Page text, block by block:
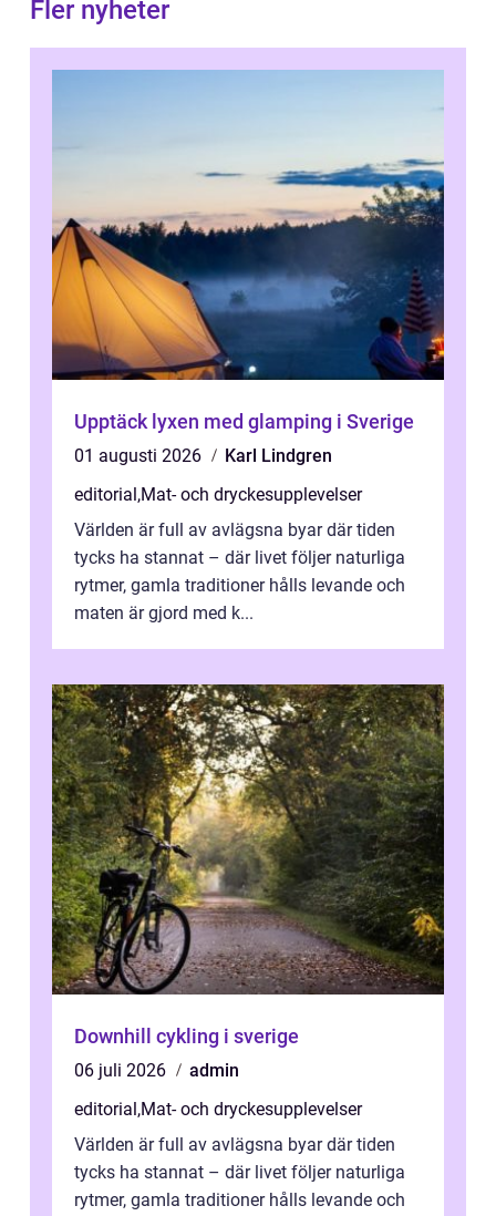
Fler nyheter
Upptäck lyxen med glamping i Sverige
01 augusti 2026
Karl Lindgren
editorial ,Mat- och dryckesupplevelser
Världen är full av avlägsna byar där tiden
tycks ha stannat – där livet följer naturliga
rytmer, gamla traditioner hålls levande och
maten är gjord med k...
Downhill cykling i sverige
06 juli 2026
admin
editorial ,Mat- och dryckesupplevelser
Världen är full av avlägsna byar där tiden
tycks ha stannat – där livet följer naturliga
rytmer, gamla traditioner hålls levande och